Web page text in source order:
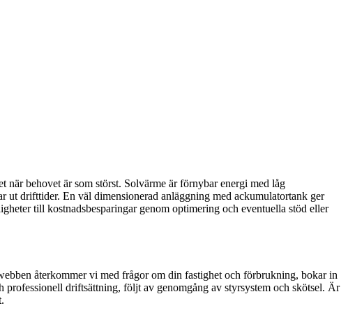
behovet är som störst. Solvärme är förnybar energi med låg
drifttider. En väl dimensionerad anläggning med ackumulatortank ger
till kostnadsbesparingar genom optimering och eventuella stöd eller
återkommer vi med frågor om din fastighet och förbrukning, bokar in
driftsättning, följt av genomgång av styrsystem och skötsel. Är